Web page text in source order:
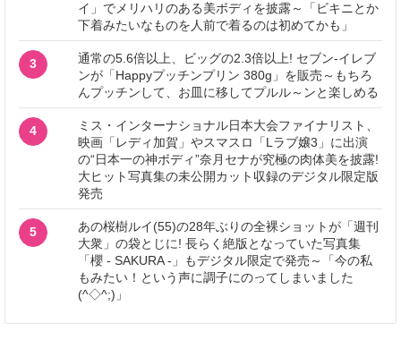
イ」でメリハリのある美ボディを披露～「ビキニとか
下着みたいなものを人前で着るのは初めてかも」
3
通常の5.6倍以上、ビッグの2.3倍以上! セブン‐イレブ
ンが「Happyプッチンプリン 380g」を販売～もちろ
んプッチンして、お皿に移してプルル～ンと楽しめる
4
ミス・インターナショナル日本大会ファイナリスト、
映画「レディ加賀」やスマスロ「Lラブ嬢3」に出演
の“日本一の神ボディ”奈月セナが究極の肉体美を披露!
大ヒット写真集の未公開カット収録のデジタル限定版
発売
5
あの桜樹ルイ(55)の28年ぶりの全裸ショットが「週刊
大衆」の袋とじに! 長らく絶版となっていた写真集
「櫻 - SAKURA -」もデジタル限定で発売～「今の私
もみたい！という声に調子にのってしまいました
(^◇^;)」